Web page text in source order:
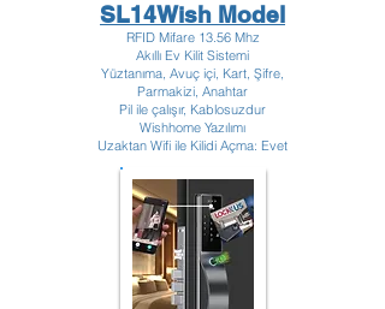
SL14Wish Model
RFID Mifare 13.56 Mhz
Akıllı Ev Kilit Sistemi
Yüztanıma, Avuç içi, Kart, Şifre,
Parmakizi, Anahtar
Pil ile çalışır, Kablosuzdur
Wishhome Yazılımı
Uzaktan Wifi ile Kilidi Açma: Evet